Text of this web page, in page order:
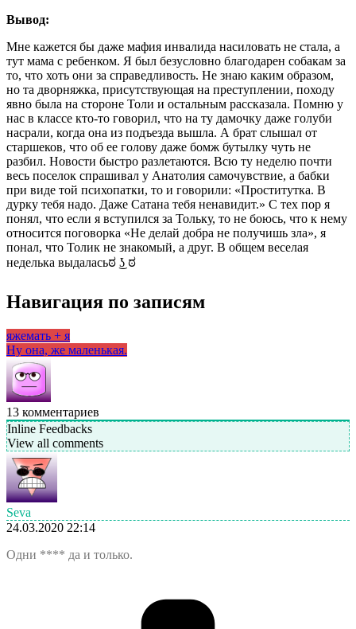
Вывод:
Мне кажется бы даже мафия инвалида насиловать не стала, а
тут мама с ребенком. Я был безусловно благодарен собакам за
то, что хоть они за справедливость. Не знаю каким образом,
но та дворняжка, присутствующая на преступлении, походу
явно была на стороне Толи и остальным рассказала. Помню у
нас в классе кто-то говорил, что на ту дамочку даже голуби
насрали, когда она из подъезда вышла. А брат слышал от
старшеков, что об ее голову даже бомж бутылку чуть не
разбил. Новости быстро разлетаются. Всю ту неделю почти
весь поселок спрашивал у Анатолия самочувствие, а бабки
при виде той психопатки, то и говорили: «Проститутка. В
дурку тебя надо. Даже Сатана тебя ненавидит.» С тех пор я
понял, что если я вступился за Тольку, то не боюсь, что к нему
относится поговорка «Не делай добра не получишь зла», я
понал, что Толик не знакомый, а друг. В общем веселая
неделька выдаласьಠ ͜ʖ ಠ
Навигация по записям
яжемать + я
Ну она, же маленькая.
13 комментариев
Inline Feedbacks
View all comments
Seva
24.03.2020 22:14
Одни **** да и только.